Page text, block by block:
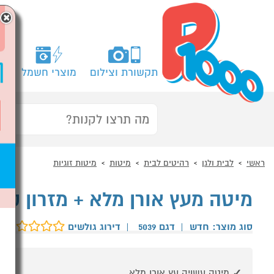
תקשורת וצילום מוצרי חשמל
ראשי לבית ולגן רהיטים לבית מיטות מיטות זוגיות
מיטה מעץ אורן מלא + מזרון
סוג מוצר: חדש | דגם 5039 | דירוג גולשים
×